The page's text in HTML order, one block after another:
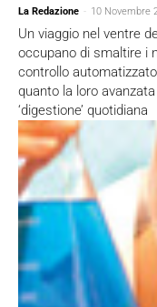
La Redazione - 10 Novembre
Un viaggio nel ventre
occupano di smaltire i
controllo
quanto la loro
‘digestione’ quotidiana